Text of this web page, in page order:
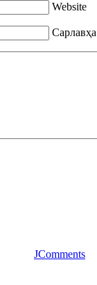
Website
Сарлавҳа
JComments